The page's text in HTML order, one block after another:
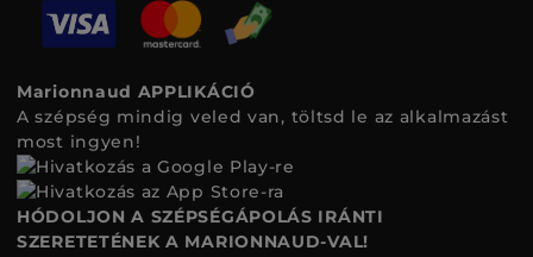
Marionnaud APPLIKÁCIÓ
A szépség mindig veled van, töltsd le az alkalmazást
most ingyen!
HÓDOLJON A SZÉPSÉGÁPOLÁS IRÁNTI
SZERETETÉNEK A MARIONNAUD-VAL!